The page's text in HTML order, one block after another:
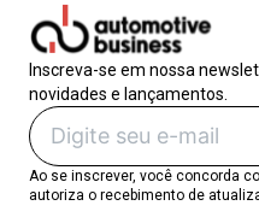
Inscreva-se em nossa
novidades e lançamentos.
Ao se inscrever, você concorda
autoriza o recebimento de